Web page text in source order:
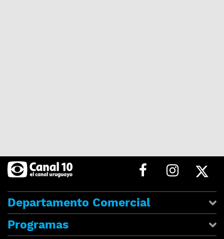
Departamento Comercial
Programas